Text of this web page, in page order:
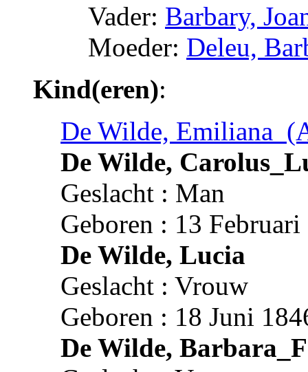
Vader: Barbary,
Moeder: Deleu,
Kind(eren):
De Wilde,
De Wilde,
Geslacht : Man
Geboren : 13
De Wilde, Lucia
Geslacht : Vrouw
Geboren : 18 Juni
De Wilde,